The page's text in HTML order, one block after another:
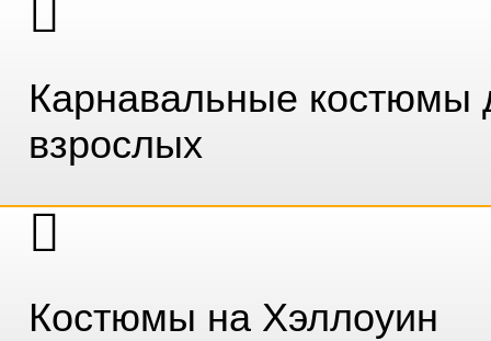
Карнавальные костюмы
взрослых
Костюмы на Хэллоуин